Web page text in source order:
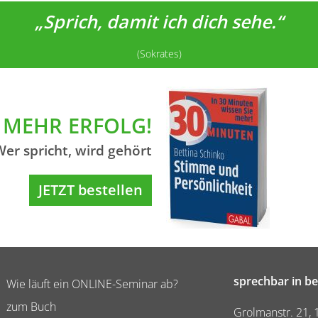
„Sprich, damit ich dich sehe.“
(Sokrates)
MEHR ERFOLG!
spricht, wird gehört
JETZT bestellen
Wie läuft ein ONLINE-Seminar ab?
zum Buch
sprechbar in
Grolmanstr. 21,